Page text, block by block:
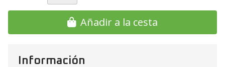
Añadir a la cesta
Información